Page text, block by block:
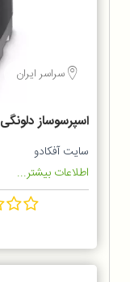
سراسر ایران
اسپرسوساز دلونگی ECAM23.460
سایت آفکادو
اطلاعات بیشتر...